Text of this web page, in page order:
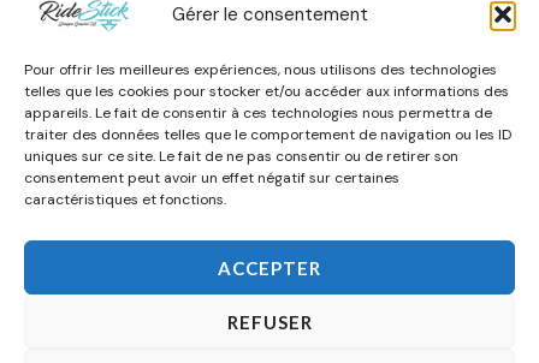
Gérer le consentement
Pour offrir les meilleures expériences, nous utilisons des technologies
telles que les cookies pour stocker et/ou accéder aux informations des
appareils. Le fait de consentir à ces technologies nous permettra de
traiter des données telles que le comportement de navigation ou les ID
uniques sur ce site. Le fait de ne pas consentir ou de retirer son
consentement peut avoir un effet négatif sur certaines
caractéristiques et fonctions.
ACCEPTER
REFUSER
Plan du site
Livraison et retours